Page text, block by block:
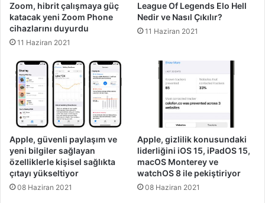
Zoom, hibrit çalışmaya güç
katacak yeni Zoom Phone
cihazlarını duyurdu
11 Haziran 2021
League Of Legends Elo Hell
Nedir ve Nasıl Çıkılır?
11 Haziran 2021
Apple, güvenli paylaşım ve
yeni bilgiler sağlayan
özelliklerle kişisel sağlıkta
çıtayı yükseltiyor
08 Haziran 2021
Apple, gizlilik konusundaki
liderliğini iOS 15, iPadOS 15,
macOS Monterey ve
watchOS 8 ile pekiştiriyor
08 Haziran 2021